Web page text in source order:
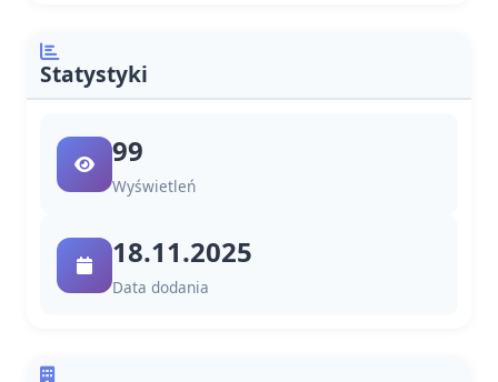
Statystyki
99
Wyświetleń
18.11.2025
Data dodania